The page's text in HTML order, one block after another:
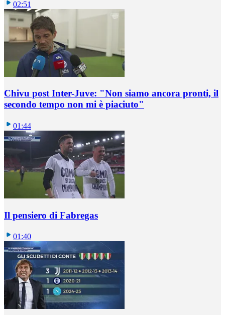
02:51
Chivu post Inter-Juve: "Non siamo ancora pronti, il
secondo tempo non mi è piaciuto"
01:44
Il pensiero di Fabregas
01:40